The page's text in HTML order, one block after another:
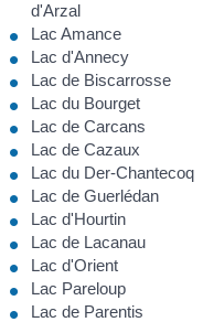
d'Arzal
Lac Amance
Lac d'Annecy
Lac de Biscarrosse
Lac du Bourget
Lac de Carcans
Lac de Cazaux
Lac du Der-Chantecoq
Lac de Guerlédan
Lac d'Hourtin
Lac de Lacanau
Lac d'Orient
Lac Pareloup
Lac de Parentis